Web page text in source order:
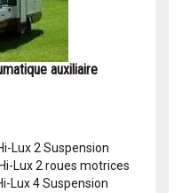
auxiliaire
Lux 2 Suspension
Lux 2 roues motrices
Lux 4 Suspension